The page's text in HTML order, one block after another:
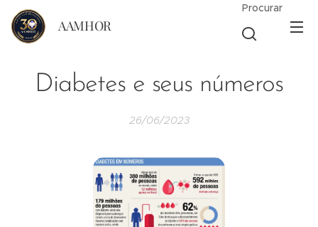
AAMHOR
Procurar
Diabetes e seus números
26/06/2023